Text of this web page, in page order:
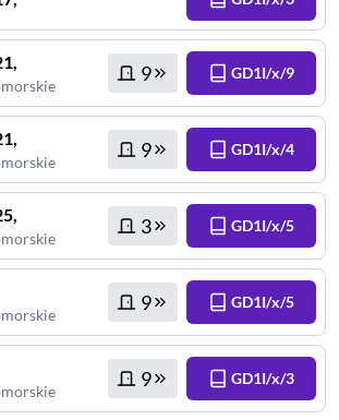
, 9 GD1I/x/9
, 9 GD1I/x/4
, 3 GD1I/x/5
9 GD1I/x/5
9 GD1I/x/3